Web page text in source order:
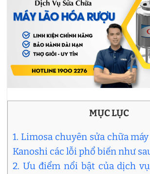
MỤC LỤC
1. Limosa chuyên sửa chữa
Kanoshi các lỗi phổ biến như
2. Ưu điểm nổi bật của dịch